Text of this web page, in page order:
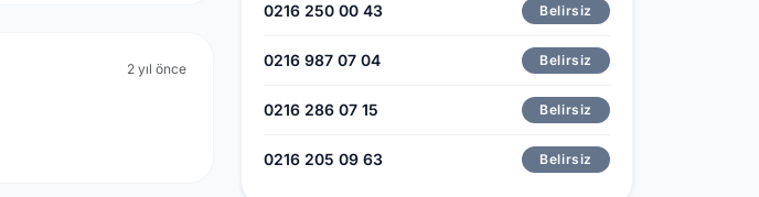
2 yıl önce
0216 250 00 43 Belirsiz
0216 987 07 04 Belirsiz
0216 286 07 15 Belirsiz
0216 205 09 63 Belirsiz